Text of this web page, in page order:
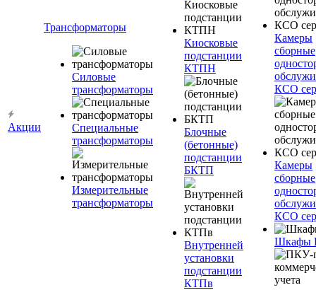
Акции
Трансформаторы
Силовые
трансформаторы
Специальные
трансформаторы
Измерительные
трансформаторы
Киосковые
подстанции
КТПН
Блочные
(бетонные)
подстанции
БКТП
Внутренней
установки
подстанции
КТПв
Камеры
сборные
КСО
Камеры
сборные
КСО
Шкафы